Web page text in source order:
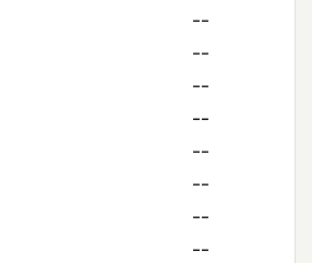
--
--
--
--
--
--
--
--